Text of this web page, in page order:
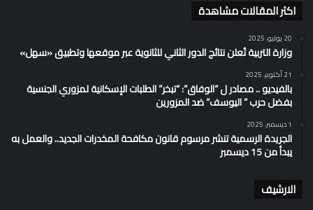
اكثر المقالات مشاهدة
20 يوليو، 2025
وزارة التربية تُعلن نتائج الدور الثاني للثانوية عبر موقعها وتطبيق «سهل»
21 أكتوبر، 2025
بالفيديو .. مصادر ل “الوفاق”: “تبخر” الطلبات الإسكانية لمزوري الجنسية
بفضل حرب ” اليوسف” ضد المزورين
1 ديسمبر، 2025
الجريدة الرسمية تنشر مرسوم قانون مكافحة المخدرات الجديد.. والعمل به
يبدأ من 15 ديسمبر
الارشيف